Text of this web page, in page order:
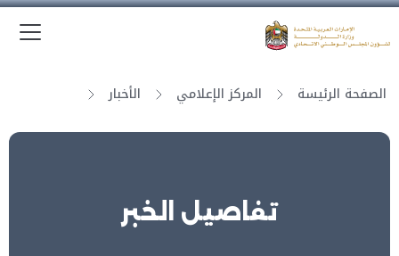
الصفحة الرئيسة المركز الإعلامي الأخبار
تفاصيل الخبر